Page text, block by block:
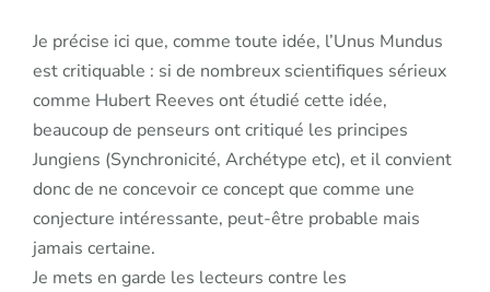
Je précise ici que, comme toute idée, l’Unus Mundus
est critiquable : si de nombreux scientifiques sérieux
comme Hubert Reeves ont étudié cette idée,
beaucoup de penseurs ont critiqué les principes
Jungiens (Synchronicité, Archétype etc), et il convient
donc de ne concevoir ce concept que comme une
conjecture intéressante, peut-être probable mais
jamais certaine.
Je mets en garde les lecteurs contre les